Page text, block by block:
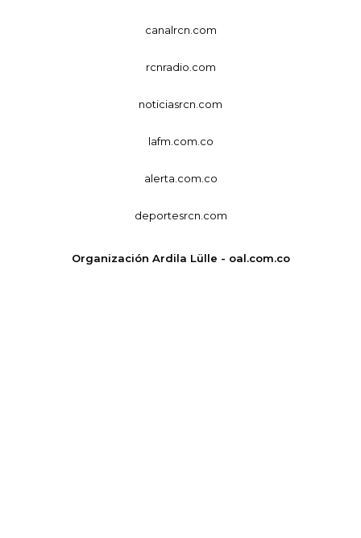
canalrcn.com
rcnradio.com
noticiasrcn.com
lafm.com.co
alerta.com.co
deportesrcn.com
Organización Ardila Lülle - oal.com.co